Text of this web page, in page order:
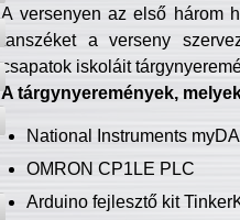
A versenyen az első három
tanszéket a verseny
csapatok iskoláit
A tárgynyeremények,
National Instruments
OMRON CP1LE PLC
Arduino fejlesztő kit